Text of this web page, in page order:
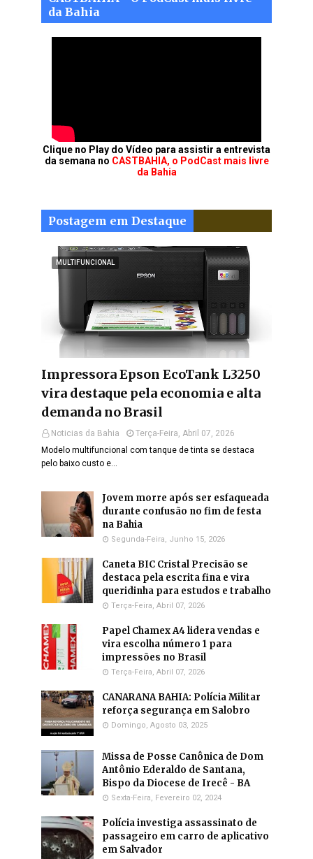
da Bahia
Clique no Play do Vídeo para assistir a entrevista
da semana no CASTBAHIA, o PodCast mais livre
da Bahia
Postagem em Destaque
MULTIFUNCIONAL
Impressora Epson EcoTank L3250
vira destaque pela economia e alta
demanda no Brasil
Noticias da Bahia
Terça-Feira, Abril 07, 2026
Modelo multifuncional com tanque de tinta se destaca
pelo baixo custo e…
Jovem morre após ser esfaqueada
durante confusão no fim de festa
na Bahia
Segunda-Feira, Junho 15, 2026
Caneta BIC Cristal Precisão se
destaca pela escrita fina e vira
queridinha para estudos e trabalho
Terça-Feira, Abril 07, 2026
Papel Chamex A4 lidera vendas e
vira escolha número 1 para
impressões no Brasil
Terça-Feira, Abril 07, 2026
CANARANA BAHIA: Polícia Militar
reforça segurança em Salobro
Domingo, Agosto 03, 2025
Missa de Posse Canônica de Dom
Antônio Ederaldo de Santana,
Bispo da Diocese de Irecê - BA
Sexta-Feira, Fevereiro 02, 2024
Polícia investiga assassinato de
passageiro em carro de aplicativo
em Salvador